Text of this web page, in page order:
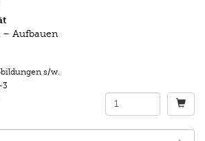
Aufbauen
s/w.
3